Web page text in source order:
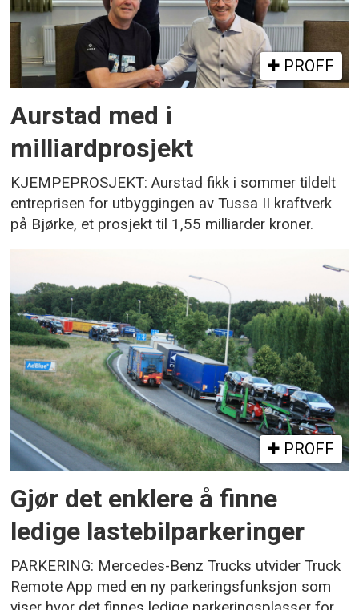
PROFF
Aurstad med i
milliardprosjekt
KJEMPEPROSJEKT: Aurstad fikk i sommer tildelt
entreprisen for utbyggingen av Tussa II kraftverk
på Bjørke, et prosjekt til 1,55 milliarder kroner.
PROFF
Gjør det enklere å finne
ledige lastebilparkeringer
PARKERING: Mercedes-Benz Trucks utvider Truck
Remote App med en ny parkeringsfunksjon som